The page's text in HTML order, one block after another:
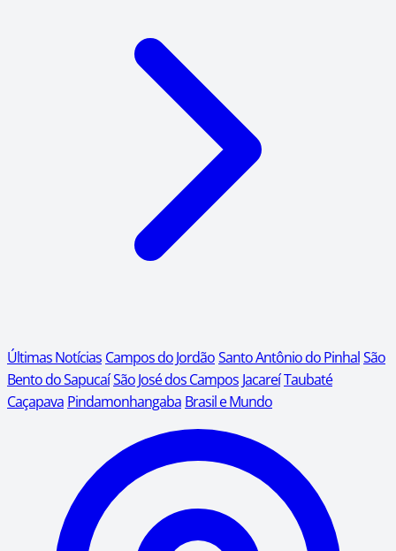
Últimas Notícias Campos do JordãoSanto Antônio do PinhalSão
Bento do SapucaíSão José dos Campos JacareíTaubaté
Caçapava Pindamonhangaba Brasil e Mundo